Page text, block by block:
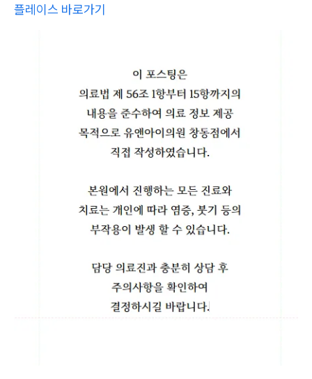
플레이스 바로가기